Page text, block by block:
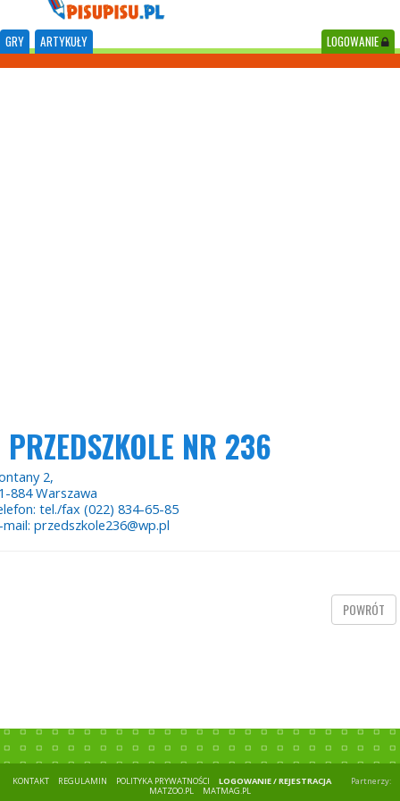
GRY ARTYKUŁY LOGOWANIE
PRZEDSZKOLE NR 236
2,
884 Warszawa
tel./fax (022) 834-65-85
przedszkole236@wp.pl
POWRÓT
KONTAKT REGULAMIN POLITYKA PRYWATNOŚCI LOGOWANIE / REJESTRACJA
Partnerzy:
MATZOO.PL
MATMAG.PL